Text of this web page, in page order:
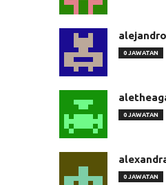
0 JAWATAN
0 JAWATAN
0 JAWATAN